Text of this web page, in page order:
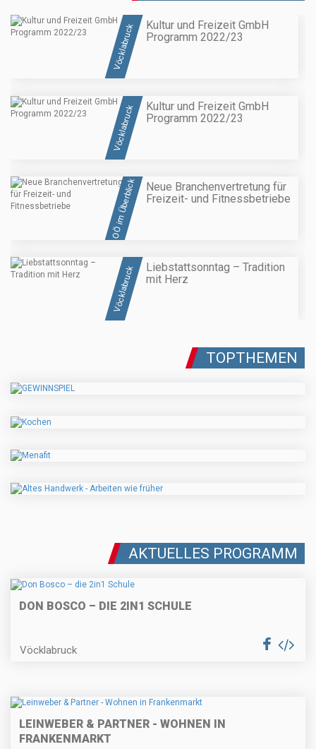
Vöcklabruck
Kultur und Freizeit GmbH
Programm 2022/23
Vöcklabruck
Kultur und Freizeit GmbH
Programm 2022/23
OÖ im Überblick
Neue Branchenvertretung für
Freizeit- und Fitnessbetriebe
Vöcklabruck
Liebstattsonntag – Tradition
mit Herz
TOPTHEMEN
AKTUELLES PROGRAMM
DON BOSCO – DIE 2IN1 SCHULE
Vöcklabruck
LEINWEBER & PARTNER - WOHNEN IN
FRANKENMARKT